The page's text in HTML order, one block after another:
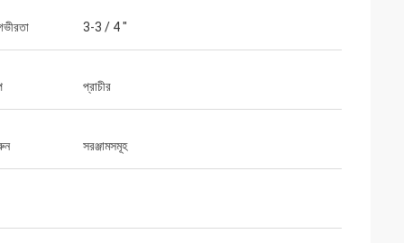
3-3 / 4 "
প্রাচীর
সরঞ্জামসমূহ